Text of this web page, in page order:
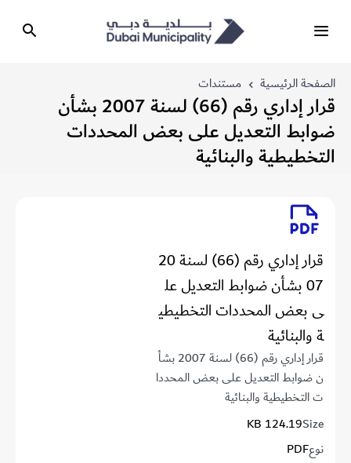
الصفحة الرئيسية مستندات
قرار إداري رقم (66) لسنة 2007 بشأن
ضوابط التعديل على بعض المحددات
التخطيطية والبنائية
قرار إداري رقم (66) لسنة 20
07 بشأن ضوابط التعديل عل
ى بعض المحددات التخطيطي
ة والبنائية
قرار إداري رقم (66) لسنة 2007 بشأ
ن ضوابط التعديل على بعض المحددا
ت التخطيطية والبنائية
Size
124.19 KB
نوعPDF